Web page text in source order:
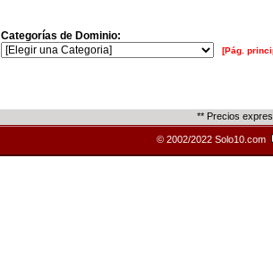
Categorías de Dominio:
[Pág.
** Precios
© 2002/2022 Solo10.com